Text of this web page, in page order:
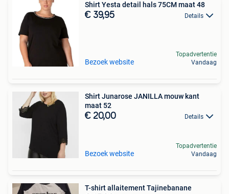
Shirt Yesta detail hals 75CM maat 48
€ 39,95 Details
Bezoek website
Topadvertentie
Vandaag
Shirt Junarose JANILLA mouw kant
maat 52
€ 20,00 Details
Bezoek website
Topadvertentie
Vandaag
T-shirt allaitement Tajinebanane